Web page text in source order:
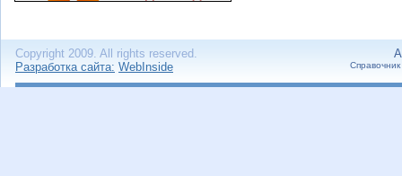
Copyright 2009. All rights reserved.
Разработка сайта: WebInside